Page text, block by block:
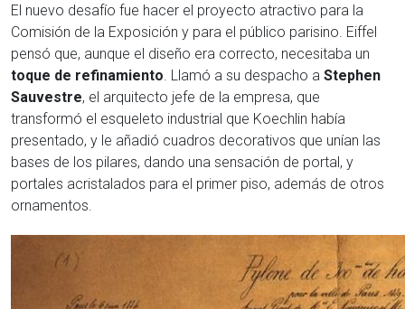
El nuevo desafío fue hacer el proyecto atractivo para la
Comisión de la Exposición y para el público parisino. Eiffel
pensó que, aunque el diseño era correcto, necesitaba un
toque de refinamiento. Llamó a su despacho a Stephen
Sauvestre, el arquitecto jefe de la empresa, que
transformó el esqueleto industrial que Koechlin había
presentado, y le añadió cuadros decorativos que unían las
bases de los pilares, dando una sensación de portal, y
portales acristalados para el primer piso, además de otros
ornamentos.